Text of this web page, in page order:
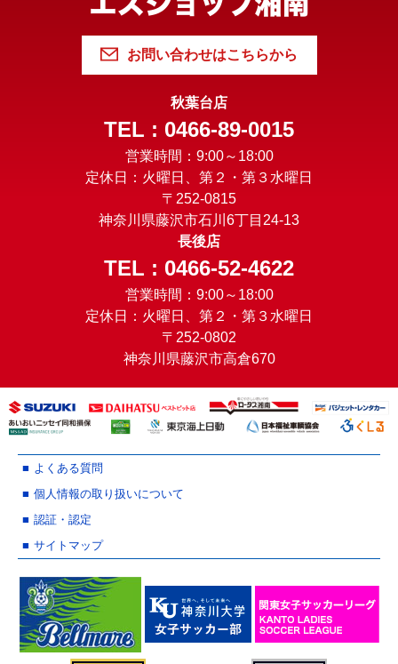
お問い合わせはこちらから
秋葉台店
TEL : 0466-89-0015
営業時間：9:00～18:00
定休日：火曜日、第２・第３水曜日
〒252-0815
神奈川県藤沢市石川6丁目24-13
長後店
TEL : 0466-52-4622
営業時間：9:00～18:00
定休日：火曜日、第２・第３水曜日
〒252-0802
神奈川県藤沢市高倉670
よくある質問
個人情報の取り扱いについて
認証・認定
サイトマップ